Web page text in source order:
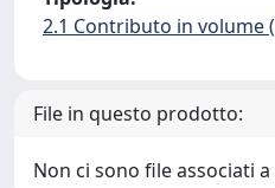
2.1 Contributo in volume
File in questo prodotto:
Non ci sono file associati